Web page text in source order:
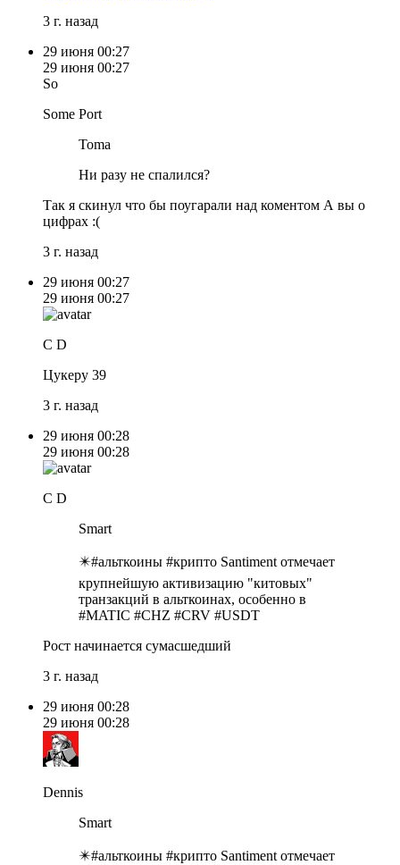
3 г. назад
29 июня 00:27
29 июня 00:27
So
Some Port
Toma
Ни разу не спалился?
Так я скинул что бы поугарали над коментом А вы о
цифрах :(
3 г. назад
29 июня 00:27
29 июня 00:27
C D
Цукеру 39
3 г. назад
29 июня 00:28
29 июня 00:28
C D
Smart
✴️#альткоины #крипто Santiment отмечает
крупнейшую активизацию "китовых"
транзакций в альткоинах, особенно в
#MATIC #CHZ #CRV #USDT
Рост начинается сумасшедший
3 г. назад
29 июня 00:28
29 июня 00:28
Dennis
Smart
✴️#альткоины #крипто Santiment отмечает